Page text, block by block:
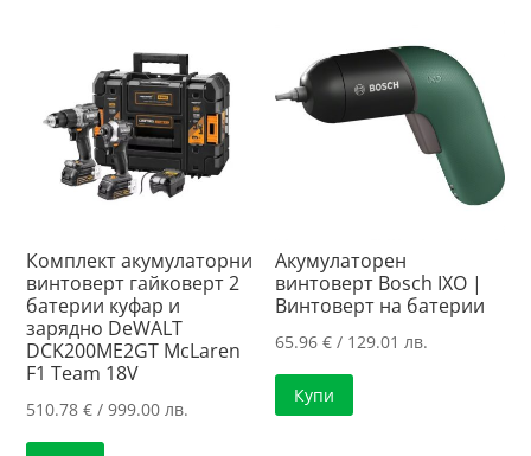
Комплект акумулаторни
винтоверт гайковерт 2
батерии куфар и
зарядно DeWALT
DCK200ME2GT McLaren
F1 Team 18V
510.78€ / 999.00 лв.
Акумулаторен
винтоверт Bosch IXO |
Винтоверт на батерии
65.96€ / 129.01 лв.
Купи